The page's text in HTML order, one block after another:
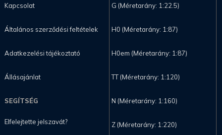
Kapcsolat
Általános szerződési feltételek
Adatkezelési tájékoztató
Állásajánlat
SEGÍTSÉG
Elfelejtette jelszavát?
G (Méretarány: 1:22.5)
H0 (Méretarány: 1:87)
H0em (Méretarány: 1:87)
TT (Méretarány: 1:120)
N (Méretarány: 1:160)
Z (Méretarány: 1:220)